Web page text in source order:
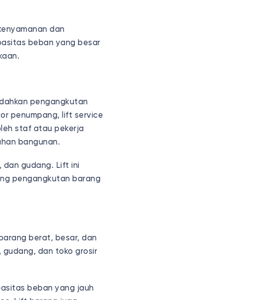
dan
beban yang besar
pengangkutan
penumpang, lift service
staf atau pekerja
bangunan.
dan gudang. Lift ini
pengangkutan barang
berat, besar, dan
gudang, dan toko grosir
beban yang jauh